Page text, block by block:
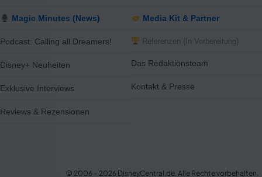
Magic Minutes (News)
Podcast: Calling all Dreamers!
Disney+ Neuheiten
Exklusive Interviews
Reviews & Rezensionen
Media Kit & Partner
Referenzen (In Vorbereitung)
Das Redaktionsteam
Kontakt & Presse
© 2006 – 2026 DisneyCentral.de. Alle Rechte vorbehalten.